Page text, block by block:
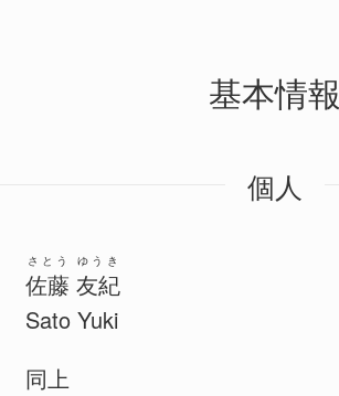
基本情報
個人
佐藤 友紀
さとう ゆうき
Sato Yuki
同上